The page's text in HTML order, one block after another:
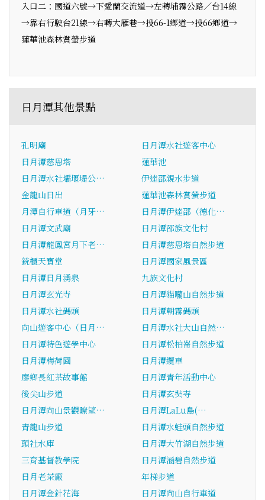
入口二：國道六號→下愛蘭交流道→左轉埔霧公路／台14線
→靠右行駛台21線→右轉大雁巷→投66-1鄉道→投66鄉道→
蓮華池森林賞螢步道
日月潭其他景點
孔明廟
日月潭水社遊客中心
日月潭慈恩塔
蓮華池
日月潭水社壩堰堤公…
伊達邵親水步道
金龍山日出
蓮華池森林賞螢步道
月潭自行車道（月牙…
日月潭伊達邵（德化…
日月潭文武廟
日月潭邵族文化村
日月潭龍鳳宮月下老…
日月潭慈恩塔自然步道
銃櫃天寶堂
日月潭國家風景區
日月潭日月湧泉
九族文化村
日月潭玄光寺
日月潭貓囒山自然步道
日月潭水社碼頭
日月潭朝霧碼頭
向山遊客中心（日月…
日月潭水社大山自然…
日月潭特色遊學中心
日月潭松柏崙自然步道
日月潭梅荷園
日月潭纜車
廖鄉長紅茶故事館
日月潭青年活動中心
後尖山步道
日月潭玄奘寺
日月潭向山景觀瞭望…
日月潭LaLu島(…
青龍山步道
日月潭水蛙頭自然步道
頭社水庫
日月潭大竹湖自然步道
三育基督教學院
日月潭涵碧自然步道
日月老茶廠
年梯步道
日月潭金針花海
日月潭向山自行車道